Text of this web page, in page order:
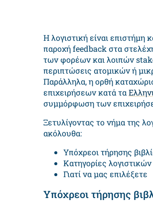
Η λογιστική είναι επιστήμη
παροχή feedback στα
των φορέων και λοιπών
περιπτώσεις ατομικών ή
Παράλληλα, η ορθή
επιχειρήσεων κατά τα
συμμόρφωση των
Ξετυλίγοντας το νήμα της
ακόλουθα:
Υπόχρεοι τήρησης
Κατηγορίες
Γιατί να μας επιλέξετε
Υπόχρεοι τήρησης